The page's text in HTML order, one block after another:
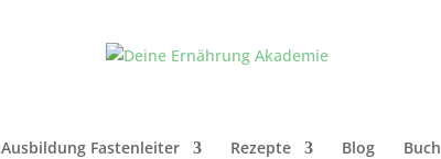
Ausbildung Fastenleiter Rezepte Blog Buch